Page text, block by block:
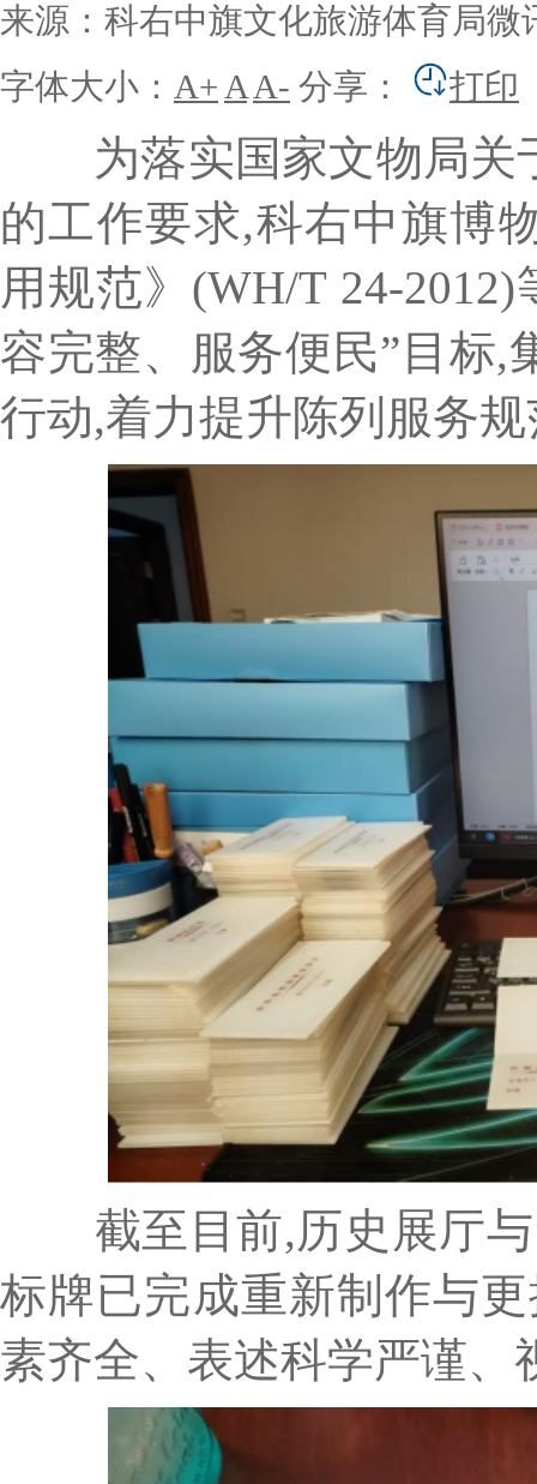
来源：科右中旗文化旅游体育局微
字体大小： A+ A A- 分享： 打印
为落实国家文物局关
的工作要求,科右中旗博
用规范》(WH/T 24-
容完整、服务便民”目标,
行动,着力提升陈列服务
截至目前,历史展厅与
标牌已完成重新制作与
素齐全、表述科学严谨、